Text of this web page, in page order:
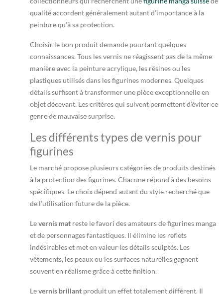
qualité accordent généralement autant d’importance à la
peinture qu’à sa protection.
Choisir le bon produit demande pourtant quelques
connaissances. Tous les vernis ne réagissent pas de la même
manière avec la peinture acrylique, les résines ou les
plastiques utilisés dans les figurines modernes. Quelques
détails suffisent à transformer une pièce exceptionnelle en
objet décevant. Les critères qui suivent permettent d’éviter ce
genre de mauvaise surprise.
Les différents types de vernis pour
figurines
Le marché propose plusieurs catégories de produits destinés
à la protection des figurines. Chacune répond à des besoins
spécifiques. Le choix dépend autant du style recherché que
de l’utilisation future de la pièce.
Levernis mat reste le favori des amateurs de figurines manga
et de personnages fantastiques. Il élimine les reflets
indésirables et met en valeur les détails sculptés. Les
vêtements, les peaux ou les surfaces naturelles gagnent
souvent en réalisme grâce à cette finition.
Levernis brillant produit un effet totalement différent. Il